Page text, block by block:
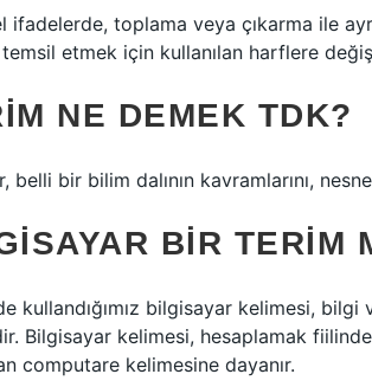
ifadelerde, toplama veya çıkarma ile
temsil etmek için kullanılan harflere
NE DEMEK TDK?
belli bir bilim dalının kavramlarını,
BIR TERIM
kullandığımız bilgisayar kelimesi,
Bilgisayar kelimesi, hesaplamak
computare kelimesine dayanır.